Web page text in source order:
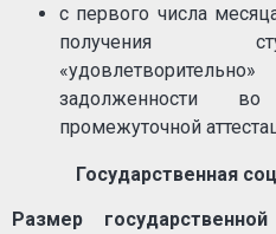
с первого числа
получения
задолженности
промежуточной
Государственная
Размер